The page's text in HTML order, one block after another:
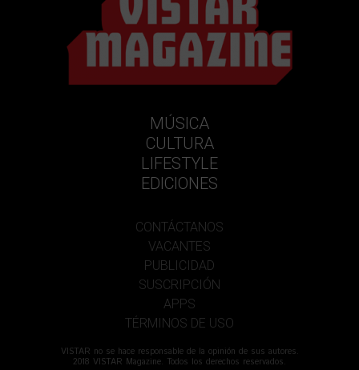
MÚSICA
CULTURA
LIFESTYLE
EDICIONES
CONTÁCTANOS
VACANTES
PUBLICIDAD
SUSCRIPCIÓN
APPS
TÉRMINOS DE USO
VISTAR no se hace responsable de la opinión de sus autores.
2018 VISTAR Magazine. Todos los derechos reservados.